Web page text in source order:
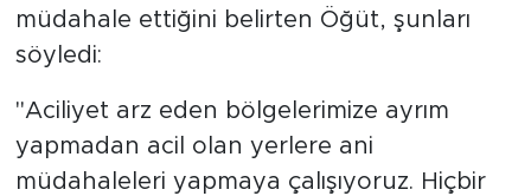
müdahale ettiğini belirten Öğüt, şunları
söyledi:
"Aciliyet arz eden bölgelerimize ayrım
yapmadan acil olan yerlere ani
müdahaleleri yapmaya çalışıyoruz. Hiçbir